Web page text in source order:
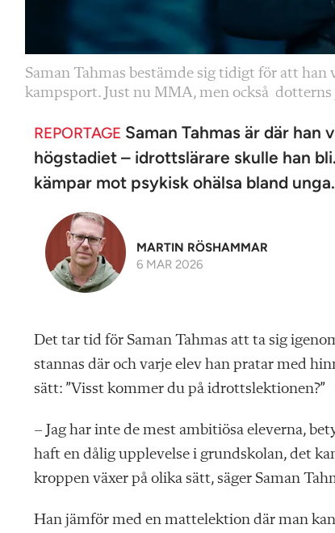
Saman Tahmas bestämde sig tidigt för att
kampsport. Just nu MMA, men också
REPORTAGE Saman Tahmas är där han
högstadiet – idrottslärare skulle han
kämpar mot psykisk ohälsa bland unga.
MARTIN RÖSHAMMAR
6 MAR 2026
Det tar tid för Saman Tahmas att ta sig
stannas där och varje elev han pratar med
sätt: ”Visst kommer du på idrottslektionen?”
– Jag har inte de mest ambitiösa eleverna,
haft en dålig upplevelse i grundskolan, det
kroppen växer på olika sätt, säger Saman
Han jämför med en mattelektion där man